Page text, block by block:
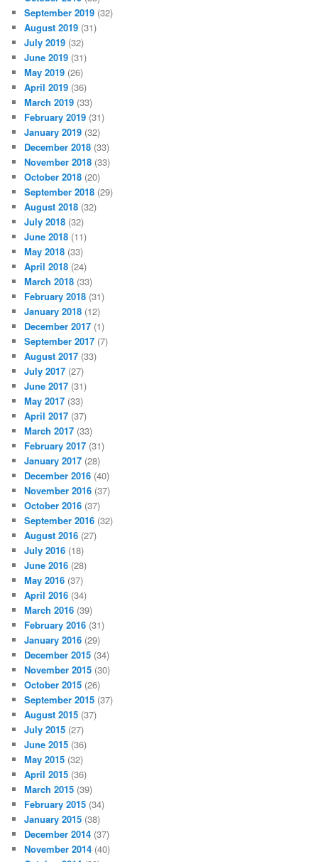
September 2019 (32)
August 2019 (31)
July 2019 (32)
June 2019 (31)
May 2019 (26)
April 2019 (36)
March 2019 (33)
February 2019 (31)
January 2019 (32)
December 2018 (33)
November 2018 (33)
October 2018 (20)
September 2018 (29)
August 2018 (32)
July 2018 (32)
June 2018 (11)
May 2018 (33)
April 2018 (24)
March 2018 (33)
February 2018 (31)
January 2018 (12)
December 2017 (1)
September 2017 (7)
August 2017 (33)
July 2017 (27)
June 2017 (31)
May 2017 (33)
April 2017 (37)
March 2017 (33)
February 2017 (31)
January 2017 (28)
December 2016 (40)
November 2016 (37)
October 2016 (37)
September 2016 (32)
August 2016 (27)
July 2016 (18)
June 2016 (28)
May 2016 (37)
April 2016 (34)
March 2016 (39)
February 2016 (31)
January 2016 (29)
December 2015 (34)
November 2015 (30)
October 2015 (26)
September 2015 (37)
August 2015 (37)
July 2015 (27)
June 2015 (36)
May 2015 (32)
April 2015 (36)
March 2015 (39)
February 2015 (34)
January 2015 (38)
December 2014 (37)
November 2014 (40)